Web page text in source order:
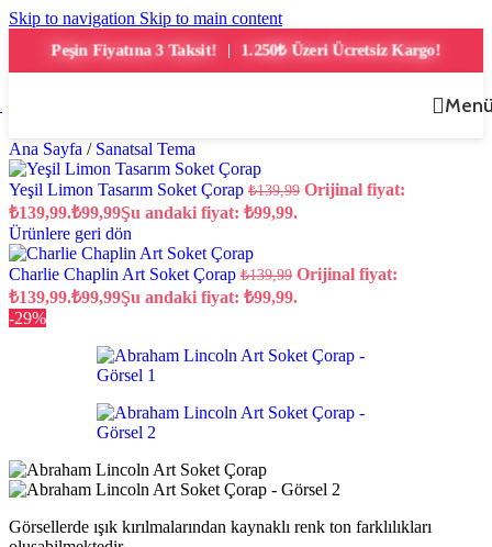
Skip to navigation Skip to main content
Peşin Fiyatına 3 Taksit! 1.250₺ Üzeri Ücretsiz Kargo!
Ana Sayfa / Sanatsal Tema
Yeşil Limon Tasarım Soket Çorap ₺139,99 Orijinal fiyat:
₺139,99.₺99,99Şu andaki fiyat: ₺99,99.
Ürünlere geri dön
Charlie Chaplin Art Soket Çorap ₺139,99 Orijinal fiyat:
₺139,99.₺99,99Şu andaki fiyat: ₺99,99.
-29%
Görsellerde ışık kırılmalarından kaynaklı renk ton farklılıkları